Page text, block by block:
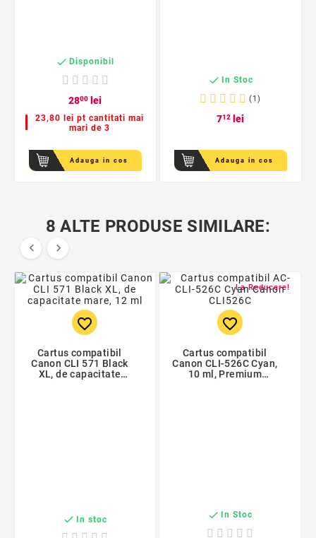
 Disponibil
2800 lei
23,80 lei pt cantitati mai
mari de 3
Adauga in cos
 In Stoc
(1)
712 lei
Adauga in cos
8 ALTE PRODUSE SIMILARE:
 
favorite_border
Cartus compatibil
Canon CLI 571 Black
XL, de capacitate
 In stoc
La Reducere!
favorite_border
Cartus compatibil
Canon CLI-526C Cyan,
10 ml, Premium
 In Stoc